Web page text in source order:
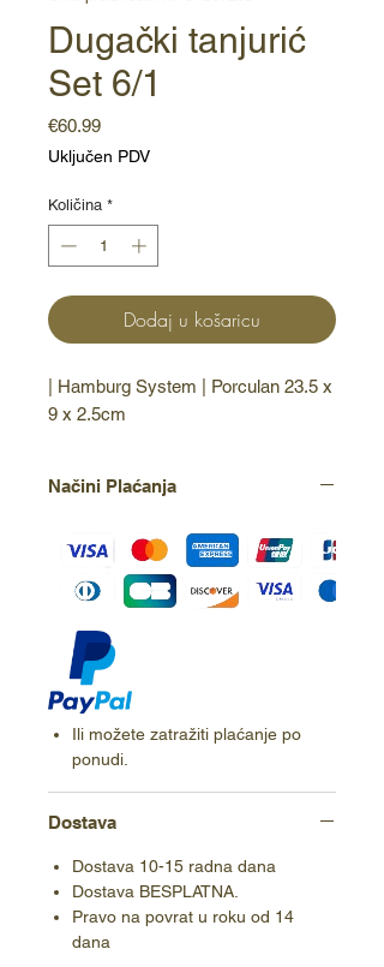
Dugački tanjurić
Set 6/1
€60.99Cijena
Uključen PDV
Količina *
Dodaj u košaricu
| Hamburg System | Porculan 23.5 x
9 x 2.5cm
Načini Plaćanja
Ili možete zatražiti plaćanje po
ponudi.
Dostava
Dostava 10-15 radna dana
Dostava BESPLATNA.
Pravo na povrat u roku od 14
dana